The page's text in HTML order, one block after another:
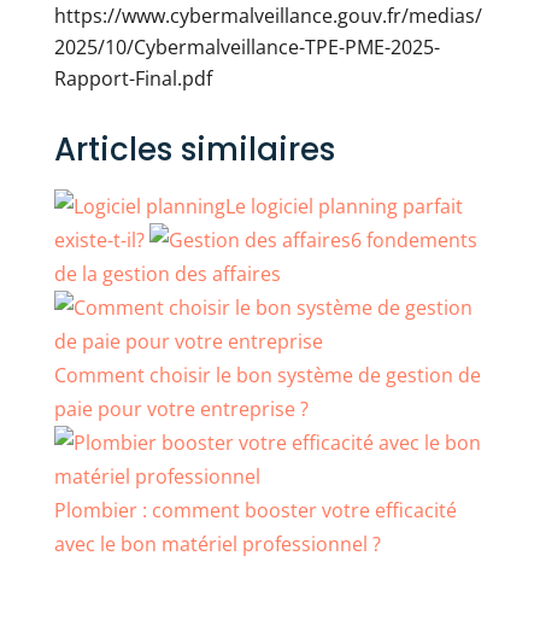
https://www.cybermalveillance.gouv.fr/medias/
2025/10/Cybermalveillance-TPE-PME-2025-
Rapport-Final.pdf
Articles similaires
Le logiciel planning parfait
existe-t-il?
6 fondements
de la gestion des affaires
Comment choisir le bon système de gestion de
paie pour votre entreprise ?
Plombier : comment booster votre efficacité
avec le bon matériel professionnel ?